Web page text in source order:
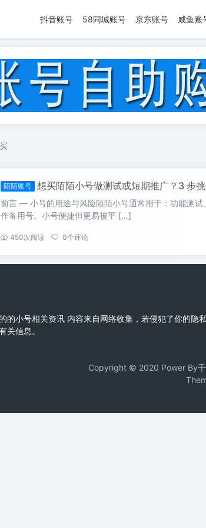
抖音账号 58同城账号 京东账号 咸鱼账
陌陌账号 想买陌陌小号做测试或短期推广？3 步
前言 — 小号的用途与风险陌陌小号通常用于：功能测
作备用号。小号便捷但更易被平 […]
... 450次阅读 0个评论
的小号相关资讯 内容来自网络收集，若侵犯了你的隐私
关信息。
Copyright © 2020 Power By